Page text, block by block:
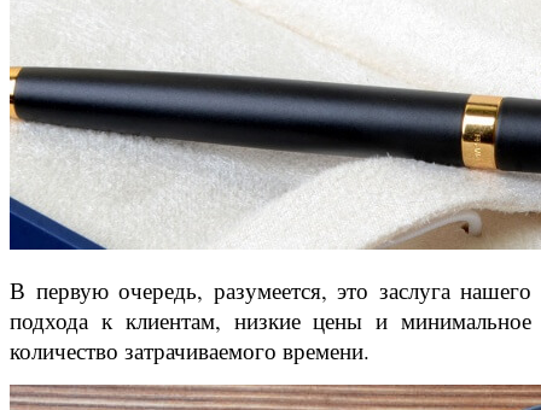
В первую очередь, разумеется, это заслуга нашего
подхода к клиентам, низкие цены и минимальное
количество затрачиваемого времени.